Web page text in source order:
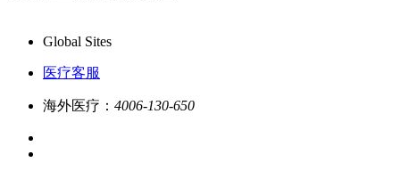
Global Sites
医疗客服
海外医疗： 4006-130-650